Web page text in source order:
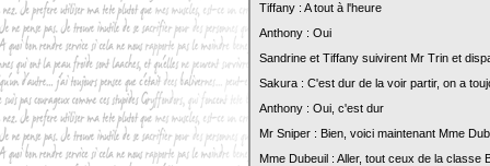
Tiffany : A tout à l'heure
Anthony : Oui
Sandrine et Tiffany suivirent Mr Trin et
Sakura : C'est dur de la voir partir, on a
Anthony : Oui, c'est dur
Mr Sniper : Bien, voici maintenant Mme
Mme Dubeuil : Aller, tout ceux de la classe